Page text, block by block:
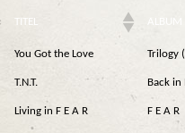
TITEL ALBUM
You Got the Love Trilogy
T.N.T. Back in
Living in F E A R F E A R